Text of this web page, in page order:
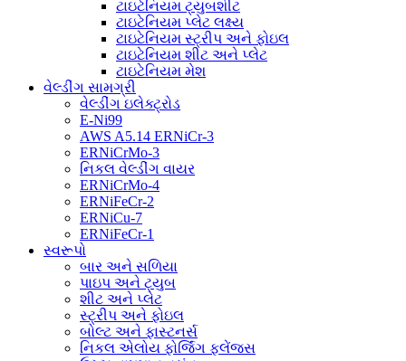
ટાઇટેનિયમ ટ્યુબશીટ
ટાઇટેનિયમ પ્લેટ લક્ષ્ય
ટાઇટેનિયમ સ્ટ્રીપ અને ફોઇલ
ટાઇટેનિયમ શીટ અને પ્લેટ
ટાઇટેનિયમ મેશ
વેલ્ડીંગ સામગ્રી
વેલ્ડીંગ ઇલેક્ટ્રોડ
E-Ni99
AWS A5.14 ERNiCr-3
ERNiCrMo-3
નિકલ વેલ્ડીંગ વાયર
ERNiCrMo-4
ERNiFeCr-2
ERNiCu-7
ERNiFeCr-1
સ્વરૂપો
બાર અને સળિયા
પાઇપ અને ટ્યુબ
શીટ અને પ્લેટ
સ્ટ્રીપ અને ફોઇલ
બોલ્ટ અને ફાસ્ટનર્સ
નિકલ એલોય ફોર્જિંગ ફ્લેંજ્સ